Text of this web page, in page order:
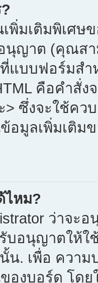
พิ่มเติมพิเศษ
นุญาต (คุณส
แบบฟอร์มสำ
คือคำสั่ง
> ซึ่งจะใช้ค
มูลเพิ่มเติม
ไหม?
ว่าจะ
อนุญาตให้ใ
นั้น. เพื่อ ควา
องบอร์ด โด